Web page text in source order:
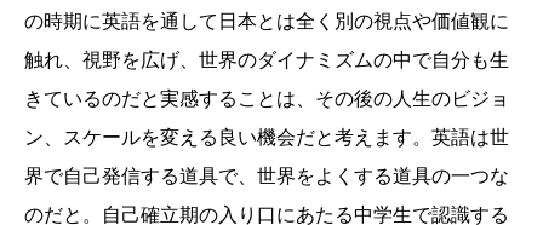
の時期に英語を通して日本とは全く別の視点や価値観に
触れ、視野を広げ、世界のダイナミズムの中で自分も生
きているのだと実感することは、その後の人生のビジョ
ン、スケールを変える良い機会だと考えます。英語は世
界で自己発信する道具で、世界をよくする道具の一つな
のだと。自己確立期の入り口にあたる中学生で認識する